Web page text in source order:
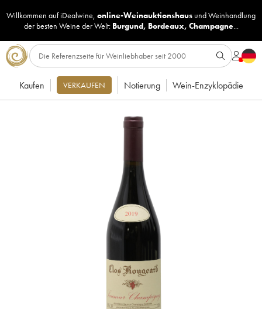
Willkommen auf iDealwine, online-Weinauktionshaus undWeinhandlung
der besten Weine der Welt: Burgund, Bordeaux, Champagne...
Kaufen VERKAUFEN Notierung Wein-Enzyklopädie